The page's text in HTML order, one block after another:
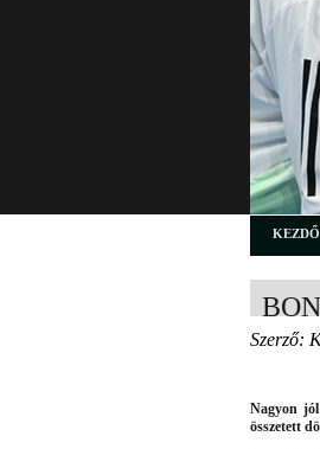
Szerző:
Nagyon
összetett